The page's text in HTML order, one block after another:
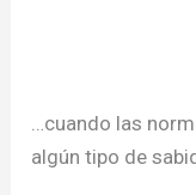
…cuando las
algún tipo de